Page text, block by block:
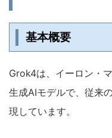
基本概要
Grok4は、イーロン・
生成AIモデルで、従来
現しています。